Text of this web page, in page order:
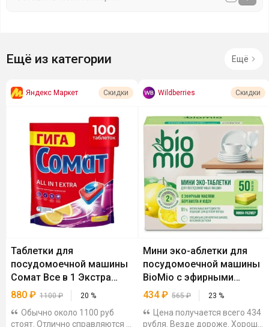
Ещё из категории Ещё
Яндекс Маркет Скидки
Таблетки для
посудомоечной машины
Сомат Все в 1 Экстра
Лимон, 100 шт
880 ₽ 1100₽ 20 %
Обычно около 1100 руб
стоят. Отлично справляются с
Wildberries Скидки
Мини эко-аблетки для
посудомоечной машины
BioMio с эфирными
маслами бергамота и
434₽ 565₽ 23 %
Цена получается всего 434
рубля. Везде дороже. Хорошо